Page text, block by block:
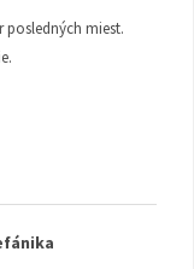
miest.